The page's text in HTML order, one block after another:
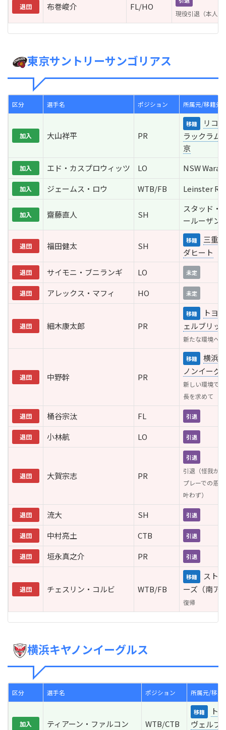
退団 布巻峻介 FL/HO
現役引退（本人決
東京サントリーサンゴリアス
区分 選手名 ポジション 所属元/移籍先
加入 大山祥平 PR
移籍
リコ
ラックラム
京
加入 エド・カスプロウィッツ LO NSW
加入 ジェームス・ロウ WTB/FB Leinster
加入 齋藤直人 SH
スタッド・
ールーザン
退団 福田健太 SH
移籍
三重
ダヒート
退団 サイモニ・ブニランギ LO 未定
退団 アレックス・マフィ HO 未定
退団 細木康太郎 PR
移籍
トヨ
ェルブリッ
新たな環境へ
退団 中野幹 PR
移籍
横浜
ノンイーグ
新しい環境で
長を求めて
退団 桶谷宗汰 FL 引退
退団 小林航 LO 引退
退団 大賀宗志 PR
引退
引退（怪我が
プレーでの恩
叶わず）
退団 流大 SH 引退
退団 中村亮土 CTB 引退
退団 垣永真之介 PR 引退
退団 チェスリン・コルビ WTB/FB
移籍
スト
ーズ（南ア
復帰
横浜キヤノンイーグルス
区分 選手名 ポジション 所属元/移籍
加入 ティアーン・ファルコン WTB/CTB
移籍
ト
ヴェルブ